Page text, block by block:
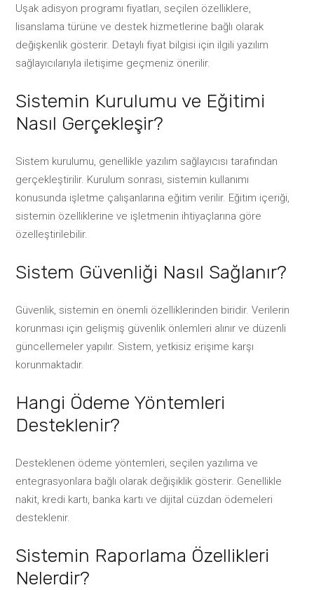
Uşak adisyon programı fiyatları, seçilen özelliklere,
lisanslama türüne ve destek hizmetlerine bağlı olarak
değişkenlik gösterir. Detaylı fiyat bilgisi için ilgili yazılım
sağlayıcılarıyla iletişime geçmeniz önerilir.
Sistemin Kurulumu ve Eğitimi
Nasıl Gerçekleşir?
Sistem kurulumu, genellikle yazılım sağlayıcısı tarafından
gerçekleştirilir. Kurulum sonrası, sistemin kullanımı
konusunda işletme çalışanlarına eğitim verilir. Eğitim içeriği,
sistemin özelliklerine ve işletmenin ihtiyaçlarına göre
özelleştirilebilir.
Sistem Güvenliği Nasıl Sağlanır?
Güvenlik, sistemin en önemli özelliklerinden biridir. Verilerin
korunması için gelişmiş güvenlik önlemleri alınır ve düzenli
güncellemeler yapılır. Sistem, yetkisiz erişime karşı
korunmaktadır.
Hangi Ödeme Yöntemleri
Desteklenir?
Desteklenen ödeme yöntemleri, seçilen yazılıma ve
entegrasyonlara bağlı olarak değişiklik gösterir. Genellikle
nakit, kredi kartı, banka kartı ve dijital cüzdan ödemeleri
desteklenir.
Sistemin Raporlama Özellikleri
Nelerdir?